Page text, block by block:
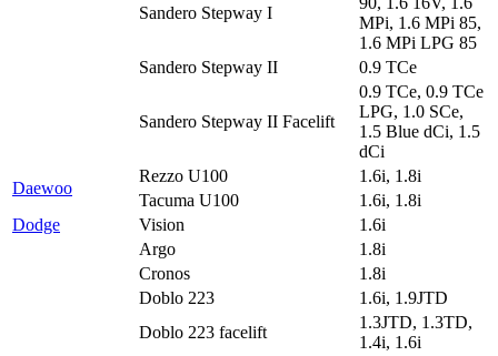
Sandero Stepway I
MPi, 1.6 MPi 85,
1.6 MPi LPG 85
Sandero Stepway II
0.9 TCe
Sandero Stepway II Facelift
0.9 TCe, 0.9 TCe
LPG, 1.0 SCe,
1.5 Blue dCi, 1.5
dCi
Daewoo
Rezzo U100
1.6i, 1.8i
Tacuma U100
1.6i, 1.8i
Dodge
Vision 1.6i
Argo
1.8i
Cronos
1.8i
Doblo 223
1.6i, 1.9JTD
Doblo 223 facelift
1.3JTD, 1.3TD,
1.4i, 1.6i